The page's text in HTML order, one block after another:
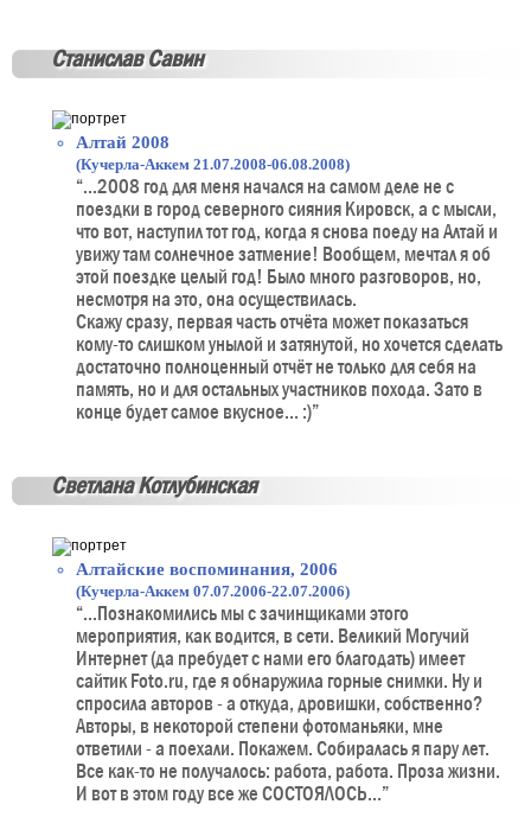
Станислав Савин
Алтай 2008
(Кучерла-Аккем 21.07.2008-06.08.2008)
“...2008 год для меня начался на самом деле не с
поездки в город северного сияния Кировск, а с мысли,
что вот, наступил тот год, когда я снова поеду на Алтай и
увижу там солнечное затмение! Вообщем, мечтал я об
этой поездке целый год! Было много разговоров, но,
несмотря на это, она осуществилась.
Скажу сразу, первая часть отчёта может показаться
кому-то слишком унылой и затянутой, но хочется сделать
достаточно полноценный отчёт не только для себя на
память, но и для остальных участников похода. Зато в
конце будет самое вкусное... :)”
Светлана Котлубинская
Алтайские воспоминания, 2006
(Кучерла-Аккем 07.07.2006-22.07.2006)
“...Познакомились мы с зачинщиками этого
мероприятия, как водится, в сети. Великий Могучий
Интернет (да пребудет с нами его благодать) имеет
сайтик Foto.ru, где я обнаружила горные снимки. Ну и
спросила авторов - а откуда, дровишки, собственно?
Авторы, в некоторой степени фотоманьяки, мне
ответили - а поехали. Покажем. Собиралась я пару лет.
Все как-то не получалось: работа, работа. Проза жизни.
И вот в этом году все же СОСТОЯЛОСЬ...”